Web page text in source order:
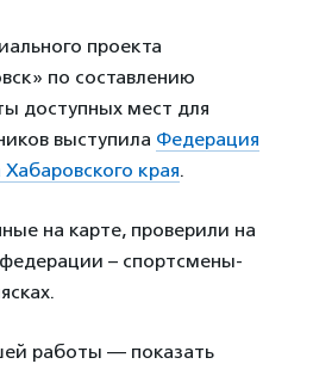
проекта
по составлению
доступных мест для
выступила Федерация
края.
на карте, проверили на
– спортсмены-
работы — показать